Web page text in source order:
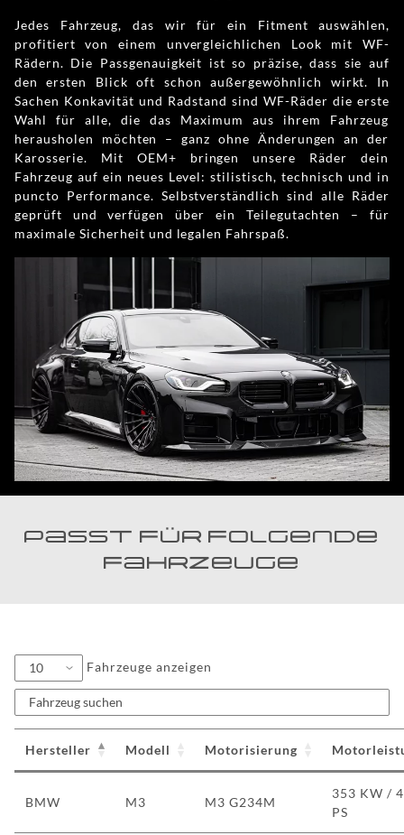
Jedes Fahrzeug, das wir für ein Fitment auswählen,
profitiert von einem unvergleichlichen Look mit WF-
Rädern. Die Passgenauigkeit ist so präzise, dass sie auf
den ersten Blick oft schon außergewöhnlich wirkt. In
Sachen Konkavität und Radstand sind WF-Räder die erste
Wahl für alle, die das Maximum aus ihrem Fahrzeug
herausholen möchten – ganz ohne Änderungen an der
Karosserie. Mit OEM+ bringen unsere Räder dein
Fahrzeug auf ein neues Level: stilistisch, technisch und in
puncto Performance. Selbstverständlich sind alle Räder
geprüft und verfügen über ein Teilegutachten – für
maximale Sicherheit und legalen Fahrspaß.
passt für folgende
Fahrzeuge
Fahrzeuge anzeigen
Hersteller Modell Motorisierung
BMW M3 M3 G234M
353 KW /
PS